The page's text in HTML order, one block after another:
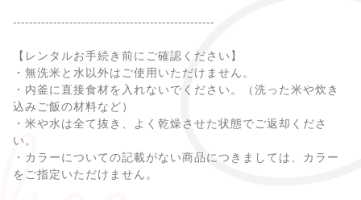
--------------------------------------------------
【レンタルお手続き前にご確認ください】
・無洗米と水以外はご使用いただけません。
・内釜に直接食材を入れないでください。（洗った米や炊き
込みご飯の材料など）
・米や水は全て抜き、よく乾燥させた状態でご返却くださ
い。
・カラーについての記載がない商品につきましては、カラー
をご指定いただけません。